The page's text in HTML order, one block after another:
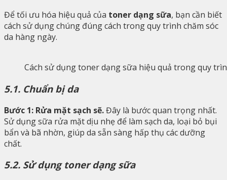
Để tối ưu hóa hiệu quả của toner dạng sữa, bạn cần biết
cách sử dụng chúng đúng cách trong quy trình chăm sóc
da hàng ngày.
Cách sử dụng toner dạng sữa hiệu quả trong quy
5.1. Chuẩn bị da
Bước 1: Rửa mặt sạch sẽ.Đây là bước quan trọng nhất.
Sử dụng sữa rửa mặt dịu nhẹ để làm sạch da, loại bỏ bụi
bẩn và bã nhờn, giúp da sẵn sàng hấp thụ các dưỡng
chất.
5.2. Sử dụng toner dạng sữa